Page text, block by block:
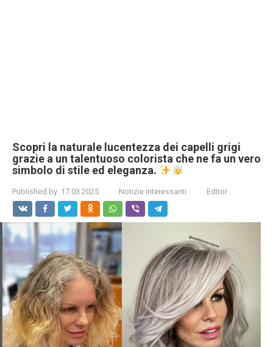
Scopri la naturale lucentezza dei capelli grigi
grazie a un talentuoso colorista che ne fa un vero
simbolo di stile ed eleganza.
Published by: 17.03.2025 Notizie interessanti Editor